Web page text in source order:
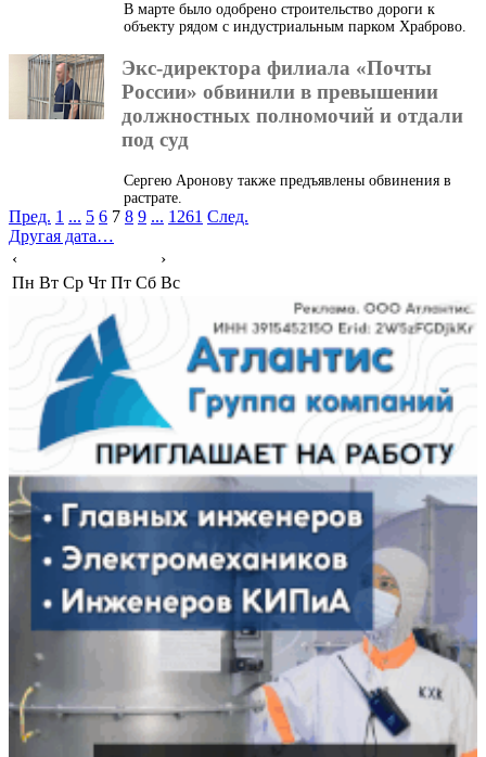
В марте было одобрено строительство дороги к
объекту рядом с индустриальным парком Храброво.
Экс-директора филиала «Почты
России» обвинили в превышении
должностных полномочий и отдали
под суд
Сергею Аронову также предъявлены обвинения в
растрате.
Пред. 1 ... 5 6 7 8 9 ... 1261 След.
Другая дата…
‹
›
Пн Вт Ср Чт Пт Сб Вс